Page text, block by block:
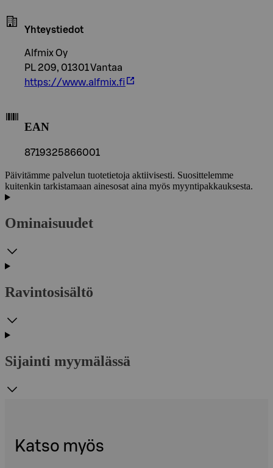
Yhteystiedot
Alfmix Oy
PL 209, 01301 Vantaa
https://www.alfmix.fi
EAN
8719325866001
Päivitämme palvelun tuotetietoja aktiivisesti. Suosittelemme
kuitenkin tarkistamaan ainesosat aina myös myyntipakkauksesta.
Ominaisuudet
Ravintosisältö
Sijainti myymälässä
Katso myös